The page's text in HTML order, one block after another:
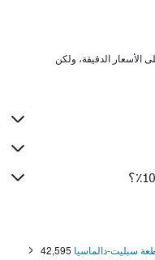
سبليت-دالماسيا 42,595